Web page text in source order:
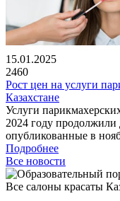
15.01.2025
2460
Рост цен на услуги
Казахстане
Услуги
2024 году
опубликованные в
Подробнее
Все новости
Все салоны красаты